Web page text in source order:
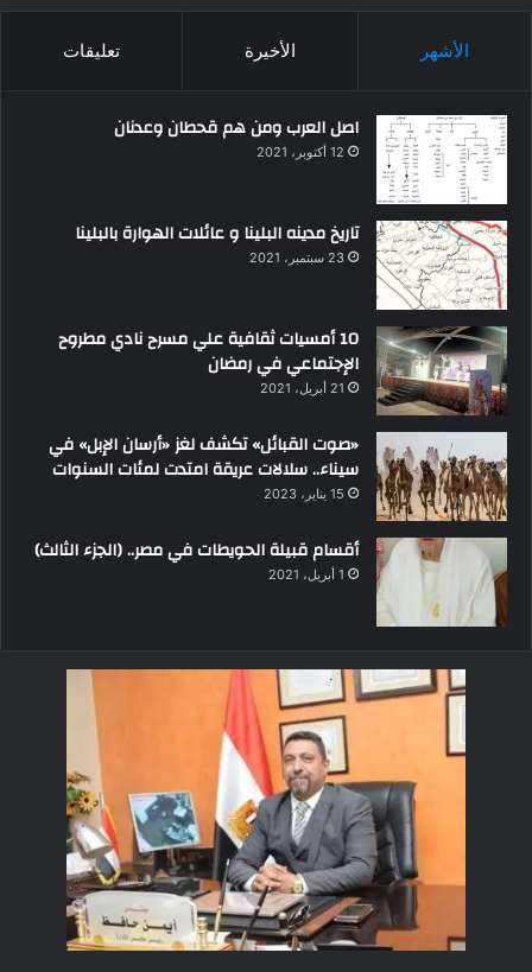
الأشهر الأخيرة تعليقات
اصل العرب ومن هم قحطان وعدنان
12 أكتوبر، 2021
تاريخ مدينه البلينا و عائلات الهوارة بالبلينا
23 سبتمبر، 2021
10 أمسيات ثقافية علي مسرح نادي مطروح
الإجتماعي في رمضان
21 أبريل، 2021
«صوت القبائل» تكشف لغز «أرسان الإبل» في
سيناء.. سلالات عريقة امتدت لمئات السنوات
15 يناير، 2023
أقسام قبيلة الحويطات في مصر.. (الجزء الثالث)
1 أبريل، 2021